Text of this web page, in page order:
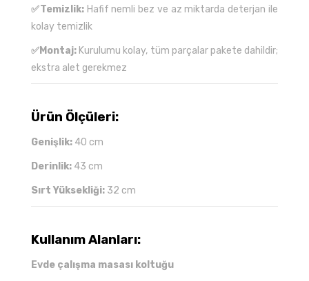
✅Temizlik:Hafif nemli bez ve az miktarda deterjan ile
kolay temizlik
✅Montaj: Kurulumu kolay, tüm parçalar pakete dahildir;
ekstra alet gerekmez
Ürün Ölçüleri:
Genişlik: 40 cm
Derinlik: 43 cm
Sırt Yüksekliği: 32 cm
Kullanım Alanları:
Evde çalışma masası koltuğu